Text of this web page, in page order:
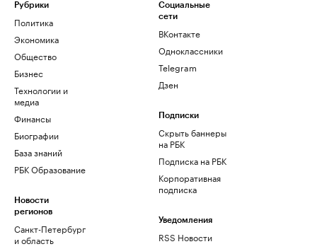
Рубрики
Политика
Экономика
Общество
Бизнес
Технологии и
медиа
Финансы
Биографии
База знаний
РБК Образование
Новости
регионов
Санкт-Петербург
и область
Социальные
сети
ВКонтакте
Одноклассники
Telegram
Дзен
Подписки
Скрыть баннеры
на РБК
Подписка на РБК
Корпоративная
подписка
Уведомления
RSS Новости